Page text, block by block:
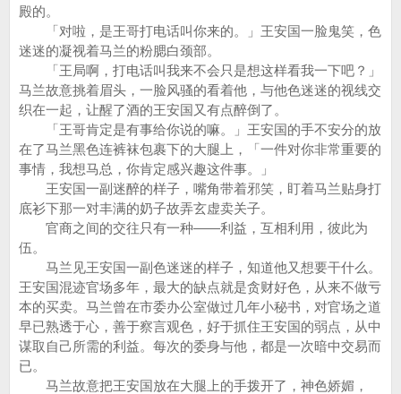
殿的。
「对啦，是王哥打电话叫你来的。」王安国一脸鬼笑，色
迷迷的凝视着马兰的粉腮白颈部。
「王局啊，打电话叫我来不会只是想这样看我一下吧？」
马兰故意挑着眉头，一脸风骚的看着他，与他色迷迷的视线交
织在一起，让醒了酒的王安国又有点醉倒了。
「王哥肯定是有事给你说的嘛。」王安国的手不安分的放
在了马兰黑色连裤袜包裹下的大腿上，「一件对你非常重要的
事情，我想马总，你肯定感兴趣这件事。」
王安国一副迷醉的样子，嘴角带着邪笑，盯着马兰贴身打
底衫下那一对丰满的奶子故弄玄虚卖关子。
官商之间的交往只有一种——利益，互相利用，彼此为
伍。
马兰见王安国一副色迷迷的样子，知道他又想要干什么。
王安国混迹官场多年，最大的缺点就是贪财好色，从来不做亏
本的买卖。马兰曾在市委办公室做过几年小秘书，对官场之道
早已熟透于心，善于察言观色，好于抓住王安国的弱点，从中
谋取自己所需的利益。每次的委身与他，都是一次暗中交易而
已。
马兰故意把王安国放在大腿上的手拨开了，神色娇媚，